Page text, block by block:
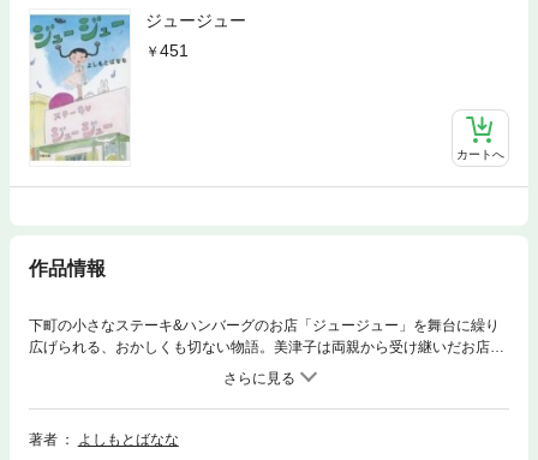
ジュージュー
451
カートへ
作品情報
下町の小さなステーキ&ハンバーグのお店「ジュージュー」を舞台に繰り
広げられる、おかしくも切ない物語。美津子は両親から受け継いだお店
を、遠縁で元恋人でもある進一と共に切り盛りしている。常連のお客さん
たちは、みんなどこかに欠落を抱えながらも、精一杯今日を生きている人
ばかり。世の中はどうにもならないことばかり。でも、おいしいハンバー
グを食べれば、つらいことがあっても元気を取り戻せる！ 生きることの
著者
よしもとばなな